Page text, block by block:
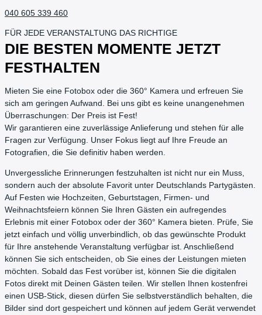
040 605 339 460
FÜR JEDE VERANSTALTUNG DAS RICHTIGE
DIE BESTEN MOMENTE JETZT
FESTHALTEN
Mieten Sie eine Fotobox oder die 360° Kamera und erfreuen Sie
sich am geringen Aufwand. Bei uns gibt es keine unangenehmen
Überraschungen: Der Preis ist Fest!
Wir garantieren eine zuverlässige Anlieferung und stehen für alle
Fragen zur Verfügung. Unser Fokus liegt auf Ihre Freude an
Fotografien, die Sie definitiv haben werden.
Unvergessliche Erinnerungen festzuhalten ist nicht nur ein Muss,
sondern auch der absolute Favorit unter Deutschlands Partygästen.
Auf Festen wie Hochzeiten, Geburtstagen, Firmen- und
Weihnachtsfeiern können Sie Ihren Gästen ein aufregendes
Erlebnis mit einer Fotobox oder der 360° Kamera bieten. Prüfe, Sie
jetzt einfach und völlig unverbindlich, ob das gewünschte Produkt
für Ihre anstehende Veranstaltung verfügbar ist. Anschließend
können Sie sich entscheiden, ob Sie eines der Leistungen mieten
möchten. Sobald das Fest vorüber ist, können Sie die digitalen
Fotos direkt mit Deinen Gästen teilen. Wir stellen Ihnen kostenfrei
einen USB-Stick, diesen dürfen Sie selbstverständlich behalten, die
Bilder sind dort gespeichert und können auf jedem Gerät verwendet